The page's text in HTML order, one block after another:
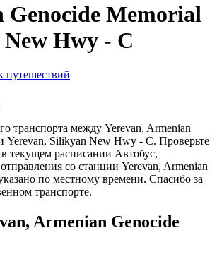
Genocide Memorial
Hwy - C
транспорта между Yerevan, Armenian
Yerevan, Silikyan New Hwy - C. Проверьте
текущем расписании Автобус,
со станции Yerevan, Armenian
по местному времени. Спасибо за
транспорте.
Armenian Genocide